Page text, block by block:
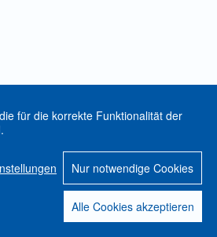
für die korrekte Funktionalität der
Nur notwendige Cookies
Alle Cookies akzeptieren